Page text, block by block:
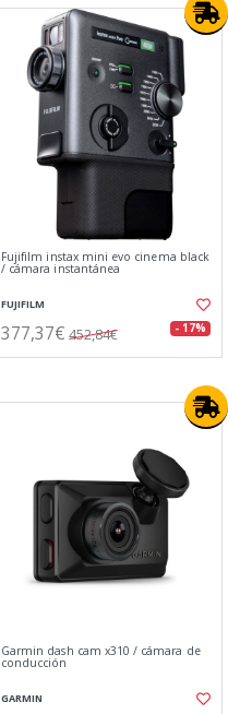
Fujifilm instax mini evo cinema black
/ cámara instantánea
FUJIFILM
377,37€ 452,84€ - 17%
Garmin dash cam x310 / cámara de
conducción
GARMIN